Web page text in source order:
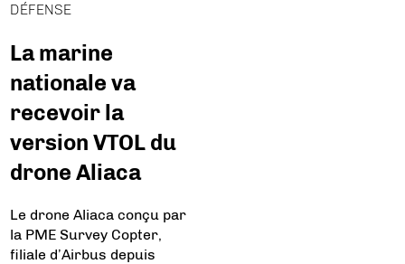
DÉFENSE
La marine
nationale va
recevoir la
version VTOL du
drone Aliaca
Le drone Aliaca conçu par
la PME Survey Copter,
filiale d’Airbus depuis